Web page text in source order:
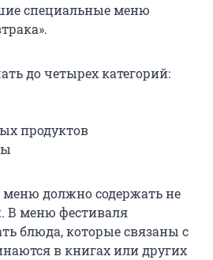
специальные меню
до четырех категорий:
продуктов
меню должно содержать не
В меню фестиваля
блюда, которые связаны с
в книгах или других